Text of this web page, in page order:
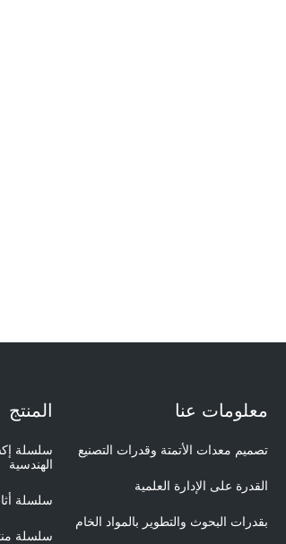
معلومات عنا
تصميم معدات الأتمتة وقدرات التصنيع
القدرة على الإدارة العلمية
بقدرات البحوث والتطوير بالمواد الخام
المنتج
سلسلة
الهندسية
سلسلة
سلسلة